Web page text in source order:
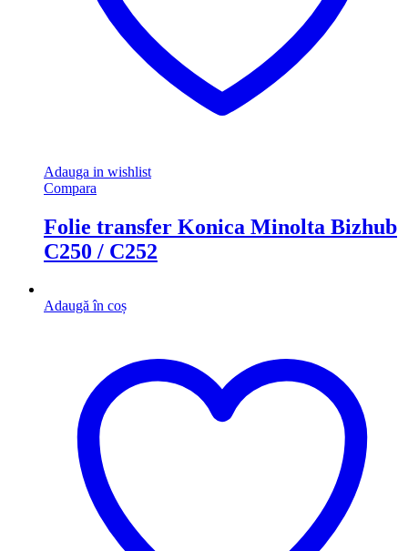
Adauga in wishlist
Compara
Folie transfer Konica Minolta Bizhub
C250 / C252
Adaugă în coș